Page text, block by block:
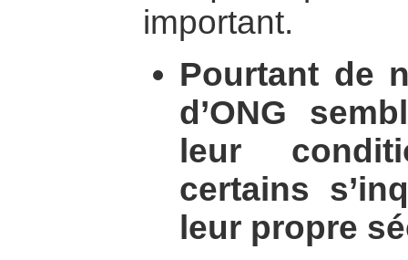
important.
Pourtant de
d’ONG
leur
certains
leur propre